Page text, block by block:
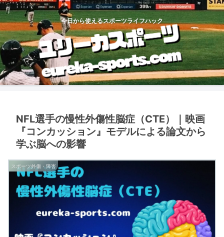
今日から使えるスポーツライフハック
NFL選手の慢性外傷性脳症（CTE）｜映画
『コンカッション』モデルによる論文から
学ぶ脳への影響
スポーツ外傷・障害